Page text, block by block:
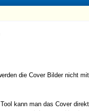
die Cover Bilder nicht
kann man das Cover